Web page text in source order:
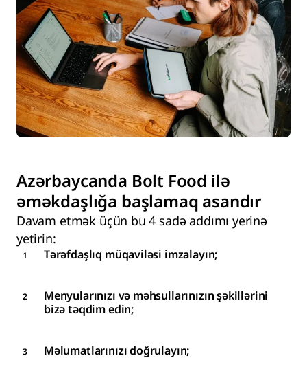
Azərbaycanda Bolt Food ilə
əməkdaşlığa başlamaq asandır
Davam etmək üçün bu 4 sadə addımı yerinə
yetirin:
Tərəfdaşlıq müqaviləsi imzalayın;
Menyularınızı və məhsullarınızın şəkillərini
bizə təqdim edin;
Məlumatlarınızı doğrulayın;